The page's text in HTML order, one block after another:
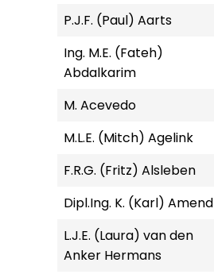
P.J.F. (Paul) Aarts
Ing. M.E. (Fateh)
Abdalkarim
M. Acevedo
M.L.E. (Mitch) Agelink
F.R.G. (Fritz) Alsleben
Dipl.Ing. K. (Karl) Amend
L.J.E. (Laura) van den
Anker Hermans